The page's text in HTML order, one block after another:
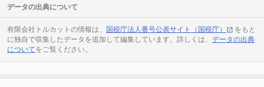
データの出典について
有限会社トルカットの情報は、 国税庁法人番号公表サイト（国税庁）
をもと
に独自で収集したデータを追加して編集しています。詳しくは、 データの出典
についてをご覧ください。